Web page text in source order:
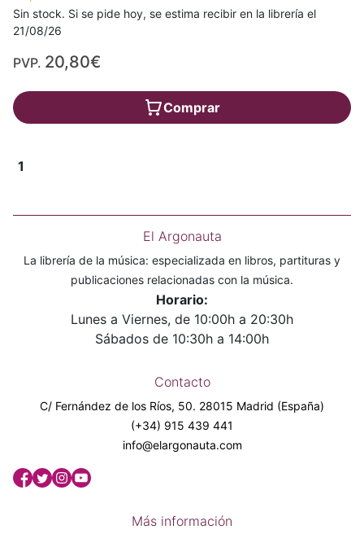
Sin stock. Si se pide hoy, se estima recibir en la librería el
21/08/26
PVP. 20,80€
Comprar
1
El Argonauta
La librería de la música: especializada en libros, partituras y
publicaciones relacionadas con la música.
Horario:
Lunes a Viernes, de 10:00h a 20:30h
Sábados de 10:30h a 14:00h
Contacto
C/ Fernández de los Ríos, 50. 28015 Madrid (España)
(+34) 915 439 441
info@elargonauta.com
Más información